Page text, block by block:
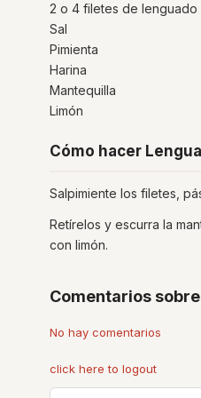
2 o 4 filetes de lenguado
Sal
Pimienta
Harina
Mantequilla
Limón
Cómo hacer
Salpimiente los filetes,
Retírelos y escurra la
con limón.
Comentarios
No hay comentarios
click here to logout